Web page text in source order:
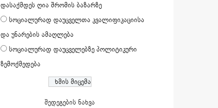
დასაქმდეს ღია შრომის ბაზარზე
სოციალურად დაუცველთა კვალიფიკაციისა
და უნარების ამაღლება
სოციალურად დაუცველებზე პოლიტიკური
ზემოქმედება
შედეგების ნახვა